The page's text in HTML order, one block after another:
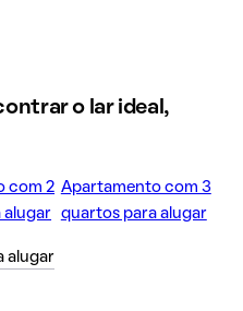
o lar ideal,
com 2
alugar
Apartamento com 3
quartos para alugar
alugar